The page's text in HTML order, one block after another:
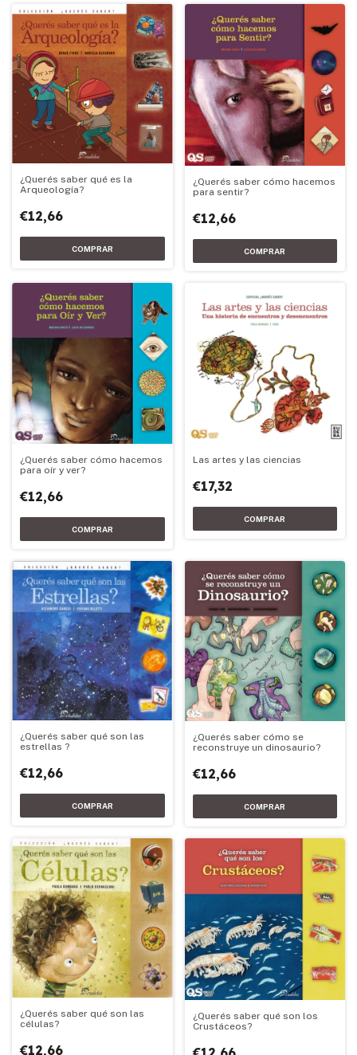
¿Querés saber qué es la
Arqueología?
€12,66
¿Querés saber cómo hacemos
para sentir?
€12,66
¿Querés saber cómo hacemos
para oír y ver?
€12,66
Las artes y las ciencias
€17,32
¿Querés saber qué son las
estrellas ?
€12,66
¿Querés saber cómo se
reconstruye un dinosaurio?
€12,66
¿Querés saber qué son las
células?
€12,66
¿Querés saber qué son los
Crustáceos?